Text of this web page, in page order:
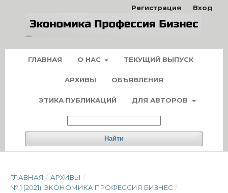
ГЛАВНАЯ О НАС ТЕКУЩИЙ ВЫПУСК
АРХИВЫ ОБЪЯВЛЕНИЯ
ЭТИКА ПУБЛИКАЦИЙ ДЛЯ АВТОРОВ
Найти
Регистрация Вход
ГЛАВНАЯ / АРХИВЫ /
№ 1 (2021): ЭКОНОМИКА ПРОФЕССИЯ БИЗНЕС /